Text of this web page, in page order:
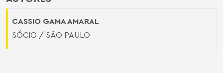
CASSIO GAMA AMARAL
SÓCIO / SÃO PAULO